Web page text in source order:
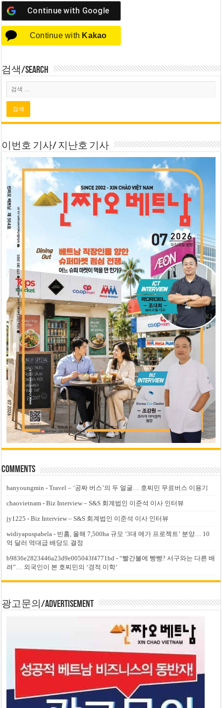
Continue with Google
Continue with Kakao
검색/Search
이번호 기사/ 지난호 기사
Comments
hanyoungmin -Travel – ‘공짜 버스’의 두 얼굴… 호찌민 무료버스 이용기
chaovietnam -Biz Interview – S&S 회계법인 이준석 이사 인터뷰
jy1225 -Biz Interview – S&S 회계법인 이준석 이사 인터뷰
widiyapuspabela - 빈홈, 올해 7,500ha 규모 ‘3대 메가 프로젝트’ 분양… 10
억 달러 역대급 배당도 결정
b9836e2823446a23d9e005043f4771bd -“빨간불에 빵빵? 서구와는 다른 배
려”… 외국인이 본 호찌민의 ‘경적 미학’
광고문의/Advertisement